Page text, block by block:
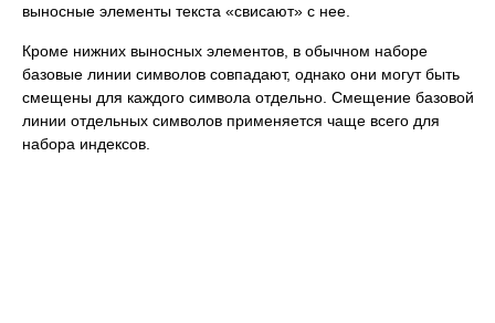
выносные элементы текста «свисают» с нее.
Кроме нижних выносных элементов, в обычном наборе
базовые линии символов совпадают, однако они могут быть
смещены для каждого символа отдельно. Смещение базовой
линии отдельных символов применяется чаще всего для
набора индексов.